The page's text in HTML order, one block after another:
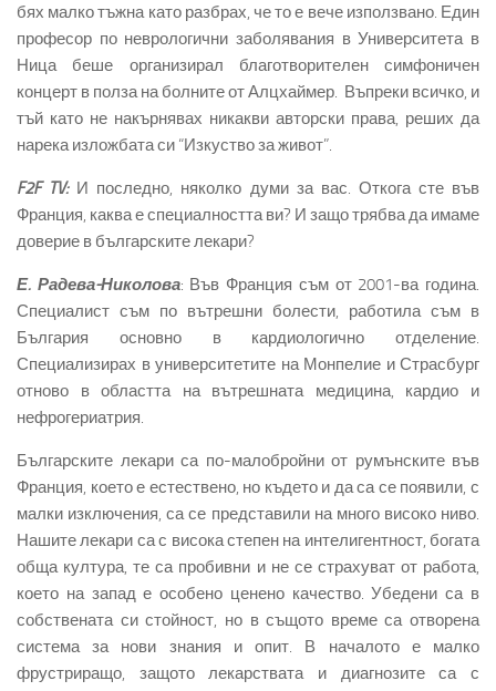
бях малко тъжна като разбрах, че то е вече използвано. Един
професор по неврологични заболявания в Университета в
Ница беше организирал благотворителен симфоничен
концерт в полза на болните от Алцхаймер. Въпреки всичко, и
тъй като не накърнявах никакви авторски права, реших да
нарека изложбата си “Изкуство за живот”.
F2F TV:И последно, няколко думи за вас. Откога сте във
Франция, каква е специалността ви? И защо трябва да имаме
доверие в българските лекари?
Е. Радева-Николова: Във Франция съм от 2001-ва година.
Специалист съм по вътрешни болести, работила съм в
България основно в кардиологично отделение.
Специализирах в университетите на Монпелие и Страсбург
отново в областта на вътрешната медицина, кардио и
нефрогериатрия.
Българските лекари са по-малобройни от румънските във
Франция, което е естествено, но където и да са се появили, с
малки изключения, са се представили на много високо ниво.
Нашите лекари са с висока степен на интелигентност, богата
обща култура, те са пробивни и не се страхуват от работа,
което на запад е особено ценено качество. Убедени са в
собствената си стойност, но в същото време са отворена
система за нови знания и опит. В началото е малко
фрустриращо, защото лекарствата и диагнозите са с